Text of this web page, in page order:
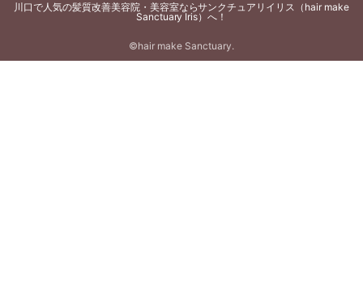
川口で人気の髪質改善美容院・美容室ならサンクチュアリイリス（hair make
Sanctuary Iris）へ！
©hair make Sanctuary.